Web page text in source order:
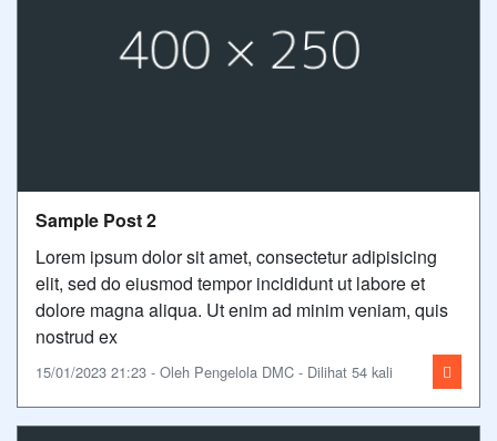
Sample Post 2
Lorem ipsum dolor sit amet, consectetur adipisicing
elit, sed do eiusmod tempor incididunt ut labore et
dolore magna aliqua. Ut enim ad minim veniam, quis
nostrud ex
15/01/2023 21:23 - Oleh Pengelola DMC - Dilihat 54 kali